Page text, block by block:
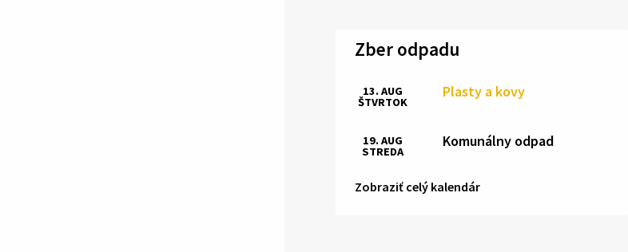
Zber odpadu
Plasty a kovy
13. AUG
ŠTVRTOK
Komunálny odpad
19. AUG
STREDA
Zobraziť celý kalendár